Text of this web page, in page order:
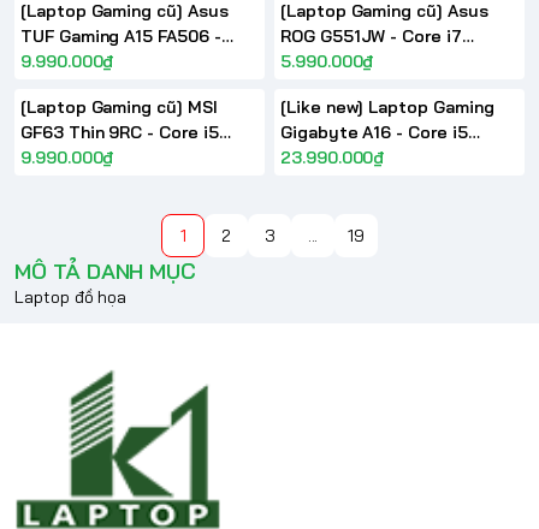
165Hz
17.3 inch 2.5K 240Hz
[Laptop Gaming cũ] Asus
TUF Gaming A15 FA506 -
Ryzen 5 4600H GTX1650
9.990.000₫
[Laptop Gaming cũ] Asus
ROG G551JW - Core i7
4720HQ RAM 16GB Nvidia
5.990.000₫
[Laptop Gaming cũ] MSI
GF63 Thin 9RC - Core i5
9300H RAM 16GB Nvidia
9.990.000₫
[Like new] Laptop Gaming
Gigabyte A16 - Core i5
13420H RAM 16GB SSD
23.990.000₫
1 2 3 ... 19
MÔ TẢ DANH MỤC
Laptop đồ họa